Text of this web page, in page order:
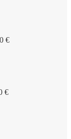
€
€